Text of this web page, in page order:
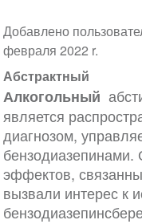
Добавлено
февраля 2022 r.
Абстрактный
Алкогольный
является
диагнозом,
эффектов,
вызвали интерес к